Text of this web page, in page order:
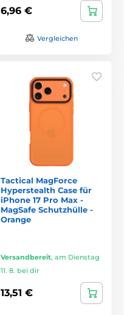
6,96 €
Vergleichen
Tactical MagForce
Hyperstealth Case für
iPhone 17 Pro Max -
MagSafe Schutzhülle -
Orange
Versandbereit, am Dienstag
11. 8. bei dir
13,51 €